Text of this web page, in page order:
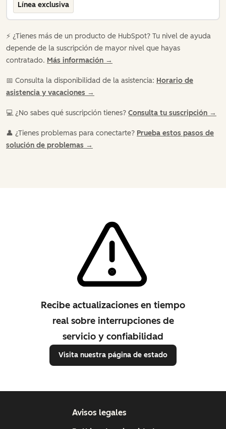
Línea exclusiva
⚡️ ¿Tienes más de un producto de HubSpot? Tu nivel de ayuda
depende de la suscripción de mayor nivel que hayas
contratado. Más información →
📅 Consulta la disponibilidad de la asistencia: Horario de
asistencia y vacaciones →
💻 ¿No sabes qué suscripción tienes? Consulta tu suscripción →
👤 ¿Tienes problemas para conectarte? Prueba estos pasos de
solución de problemas →
Recibe actualizaciones en tiempo
real sobre interrupciones de
servicio y confiabilidad
Visita nuestra página de estado
Avisos legales